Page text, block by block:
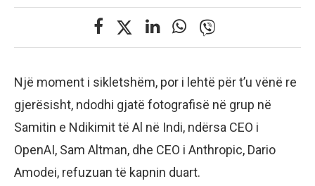
Një moment i sikletshëm, por i lehtë për t’u vënë re
gjerësisht, ndodhi gjatë fotografisë në grup në
Samitin e Ndikimit të Al në Indi, ndërsa CEO i
OpenAI, Sam Altman, dhe CEO i Anthropic, Dario
Amodei, refuzuan të kapnin duart.